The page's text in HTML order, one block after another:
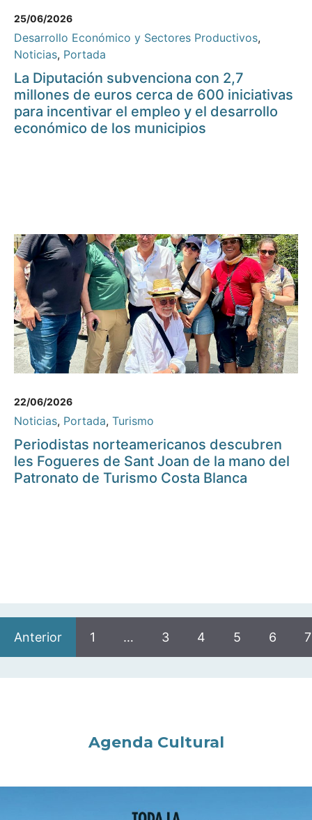
25/06/2026
Desarrollo Económico y Sectores Productivos,
Noticias, Portada
La Diputación subvenciona con 2,7
millones de euros cerca de 600 iniciativas
para incentivar el empleo y el desarrollo
económico de los municipios
22/06/2026
Noticias, Portada, Turismo
Periodistas norteamericanos descubren
les Fogueres de Sant Joan de la mano del
Patronato de Turismo Costa Blanca
Anterior 1 … 3 4 5 6 7
Agenda Cultural